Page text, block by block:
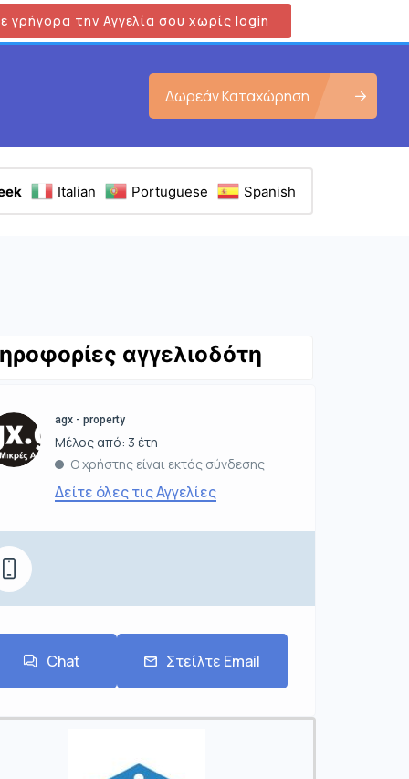
γρήγορα την Αγγελία σου χωρίς login
Δωρεάν Καταχώρηση
Italian Portuguese Spanish
αγγελιοδότη
agx - property
Μέλος από: 3 έτη
Ο χρήστης είναι εκτός σύνδεσης
Δείτε όλες τις Αγγελίες
Chat Στείλτε Email